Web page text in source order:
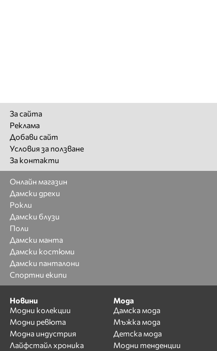
За сайта
Реклама
Добави сайт
Условия за ползване
За контакти
Онлайн магазин
Дамски дрехи
Рокли
Дамски блузи
Поли
Дамски манта
Дамски костюми
Дамски панталони
Спортни екипи
Новини
Модни колекции
Модни ревюта
Модна индустрия
Лайфстайл хроника
Мода
Дамска мода
Мъжка мода
Детска мода
Модни тенденции